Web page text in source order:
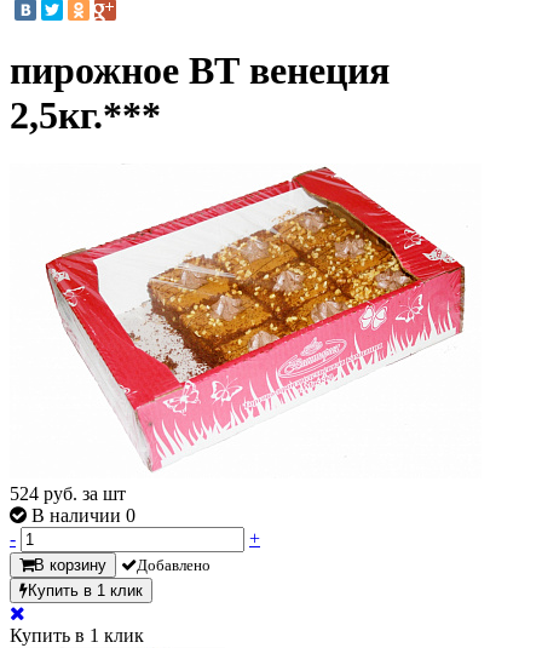
пирожное ВТ венеция
2,5кг.***
524 руб. за шт
В наличии 0
-
+
В корзину
Добавлено
Купить в 1 клик
Купить в 1 клик